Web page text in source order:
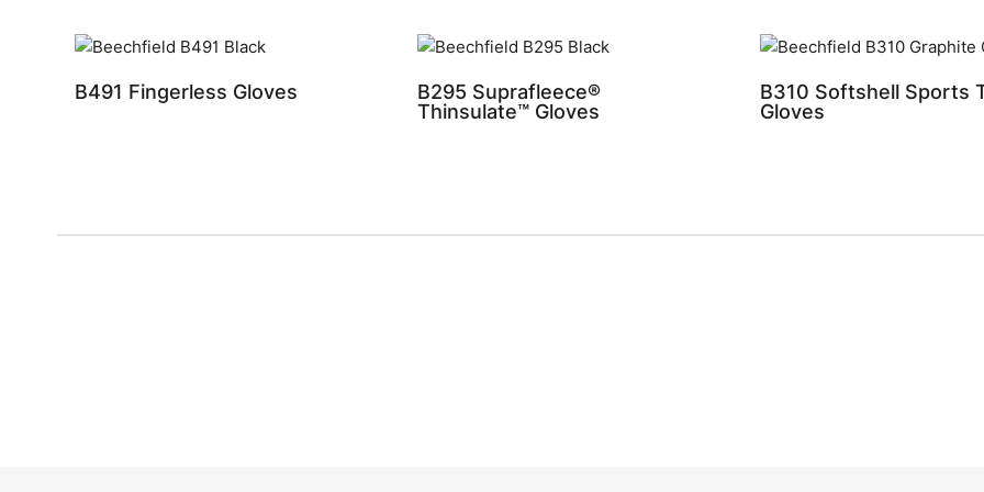
B491 Fingerless Gloves
B295 Suprafleece®
Thinsulate™ Gloves
B310 Softshell Sports
Gloves